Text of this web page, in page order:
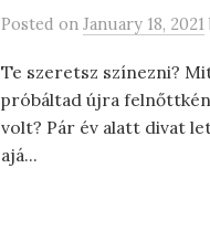
Posted on January 18, 2021
Te szeretsz színezni?
próbáltad újra
volt? Pár év alatt divat
ajá...